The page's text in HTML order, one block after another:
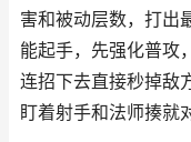
害和被动层数，打出
能起手，先强化普攻
连招下去直接秒掉敌
盯着射手和法师揍就